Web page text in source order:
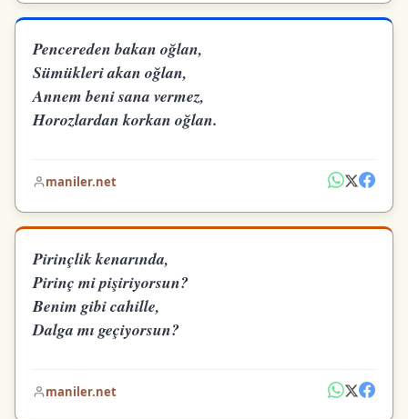
Pencereden bakan oğlan,
Sümükleri akan oğlan,
Annem beni sana vermez,
Horozlardan korkan oğlan.
maniler.net
Pirinçlik kenarında,
Pirinç mi pişiriyorsun?
Benim gibi cahille,
Dalga mı geçiyorsun?
maniler.net